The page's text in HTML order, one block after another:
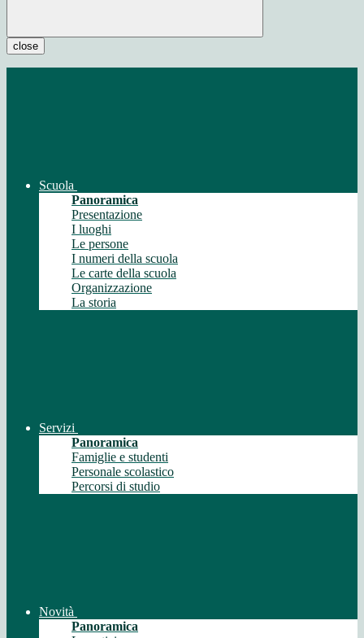
close
Scuola
Panoramica
Presentazione
I luoghi
Le persone
I numeri della scuola
Le carte della scuola
Organizzazione
La storia
Servizi
Panoramica
Famiglie e studenti
Personale scolastico
Percorsi di studio
Novità
Panoramica